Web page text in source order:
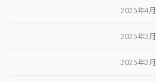
2025年4月
2025年3月
2025年2月